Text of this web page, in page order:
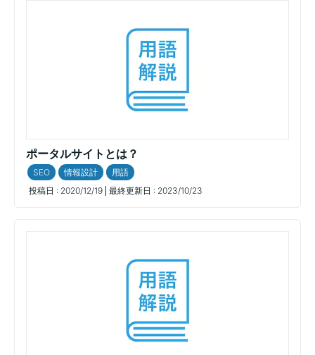
ポータルサイトとは？
SEO 情報設計
用語
投稿日 : 2020/12/19 最終更新日 : 2023/10/23